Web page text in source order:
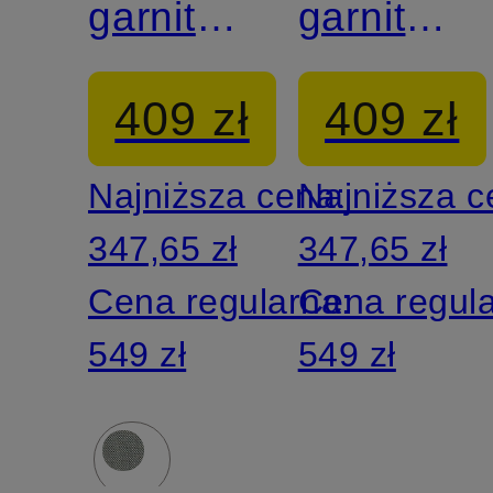
garniturowe
SERGIO
Modern
Fit
409 zł
Najniższa cena:
347,65 zł
Cena regularna:
549 zł
SERGIO
Modern
Fit
409 zł
Najniższa
347,65 zł
Cena
549 zł